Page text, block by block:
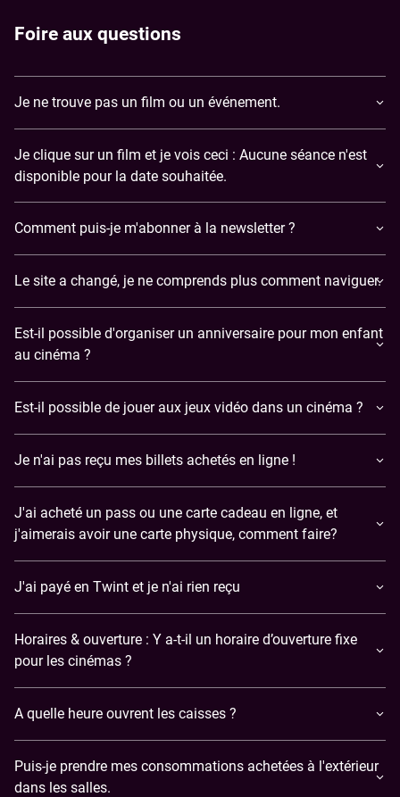
Foire aux questions
Je ne trouve pas un film ou un événement.
Je clique sur un film et je vois ceci : Aucune séance n'est
disponible pour la date souhaitée.
Comment puis-je m'abonner à la newsletter ?
Le site a changé, je ne comprends plus comment naviguer.
Est-il possible d'organiser un anniversaire pour mon enfant
au cinéma ?
Est-il possible de jouer aux jeux vidéo dans un cinéma ?
​Je n'ai pas reçu mes billets achetés en ligne !
J'ai acheté un pass ou une carte cadeau en ligne, et
j'aimerais avoir une carte physique, comment faire?
J'ai payé en Twint et je n'ai rien reçu
Horaires & ouverture : Y a-t-il un horaire d’ouverture fixe
pour les cinémas ?
A quelle heure ouvrent les caisses ?
Puis-je prendre mes consommations achetées à l'extérieur
dans les salles.